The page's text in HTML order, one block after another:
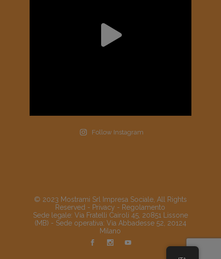
Follow Instagram
© 2023 Mostrami Srl Impresa Sociale, All Rights
Reserved - Privacy - Regolamento
Sede legale: Via Fratelli Cairoli 45, 20851 Lissone
(MB) - Sede operativa: Via Abbadesse 52, 20124
Milano